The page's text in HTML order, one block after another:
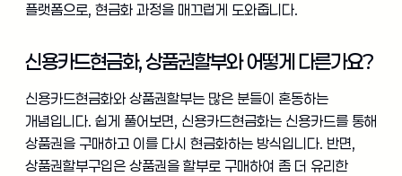
플랫폼으로, 현금화 과정을 매끄럽게 도와줍니다.
신용카드현금화, 상품권할부와 어떻게 다른가요?
신용카드현금화와 상품권할부는 많은 분들이 혼동하는
개념입니다. 쉽게 풀어보면, 신용카드현금화는 신용카드를 통해
상품권을 구매하고 이를 다시 현금화하는 방식입니다. 반면,
상품권할부구입은 상품권을 할부로 구매하여 좀 더 유리한